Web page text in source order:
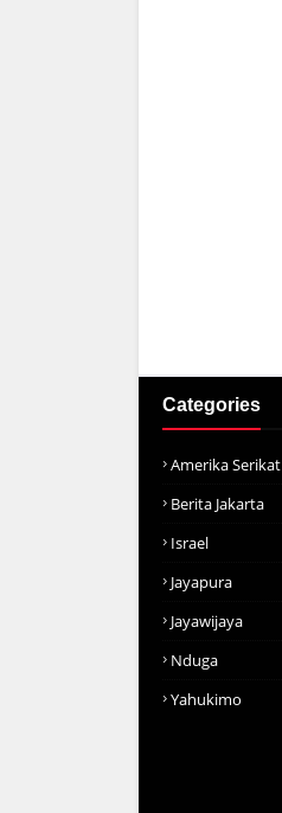
Categories
Amerika Serikat
Berita Jakarta
Israel
Jayapura
Jayawijaya
Nduga
Yahukimo